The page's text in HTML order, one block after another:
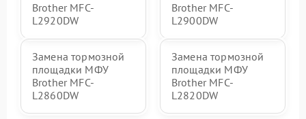
Brother MFC-
L2920DW
Brother MFC-
L2900DW
Замена тормозной
площадки МФУ
Brother MFC-
L2860DW
Замена тормозной
площадки МФУ
Brother MFC-
L2820DW